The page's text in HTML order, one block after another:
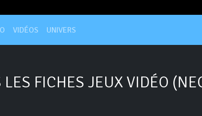
VIDÉOS UNIVERS
LES FICHES JEUX VIDÉO